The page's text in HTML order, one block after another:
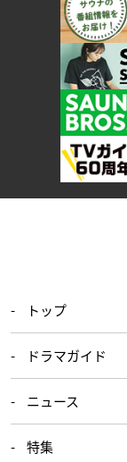
トップ
ドラマガイド
ニュース
特集